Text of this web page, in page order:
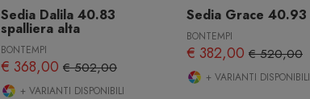
Sedia Dalila 40.83
spalliera alta
BONTEMPI
€ 368,00 € 502,00
+ VARIANTI DISPONIBILI
Sedia Grace 40.93
BONTEMPI
€ 382,00 € 520,00
+ VARIANTI DISPONIBILI